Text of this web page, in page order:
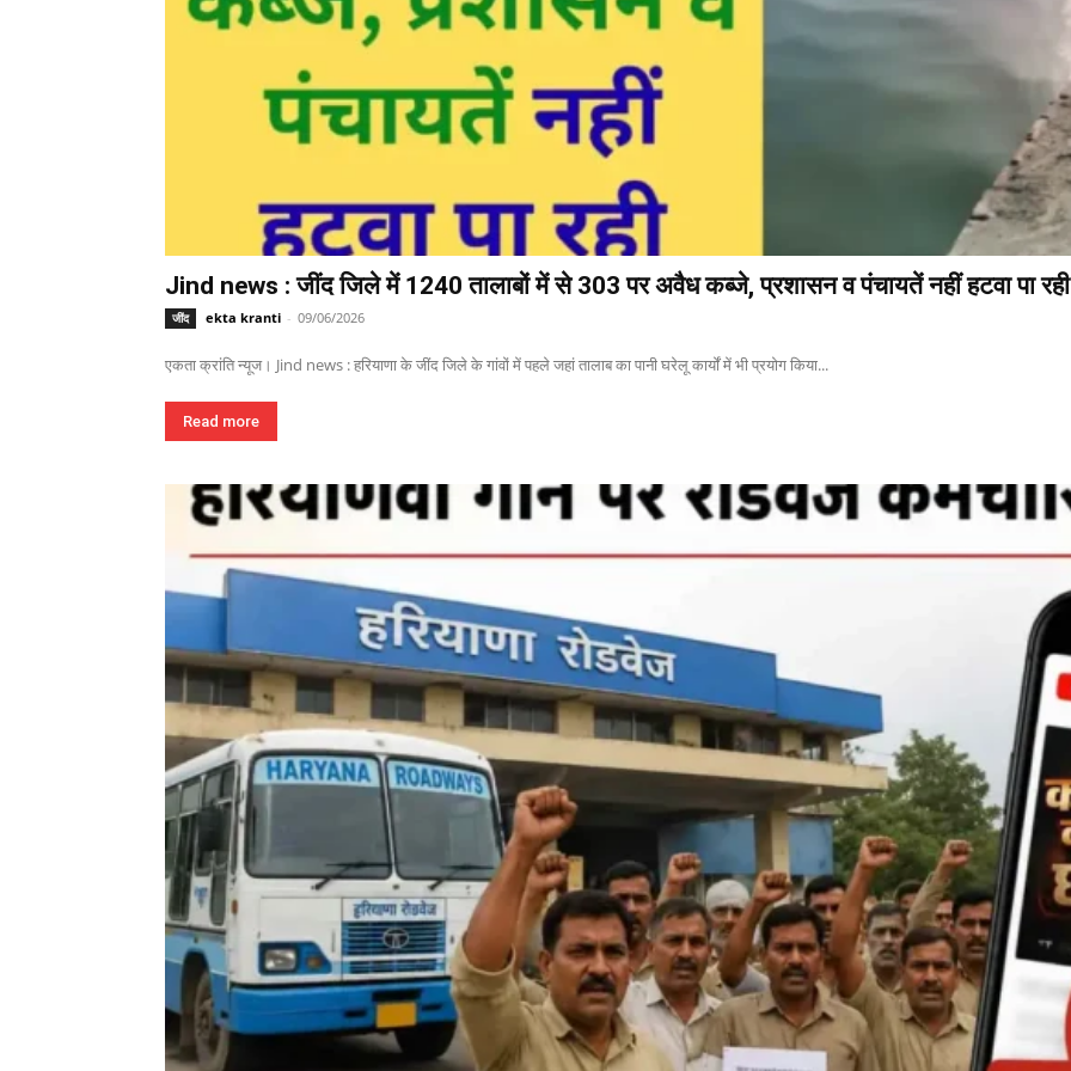
Jind news : जींद जिले में 1240 तालाबों में से 303 पर अवैध कब्जे, प्रशासन व पंचायतें नहीं हटवा पा रही
जींद ekta kranti - 09/06/2026
एकता क्रांति न्यूज। Jind news : हरियाणा के जींद जिले के गांवों में पहले जहां तालाब का पानी घरेलू कार्यों में भी प्रयोग किया...
Read more